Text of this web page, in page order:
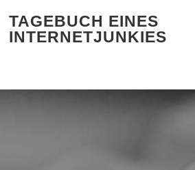
TAGEBUCH EINES
INTERNETJUNKIES